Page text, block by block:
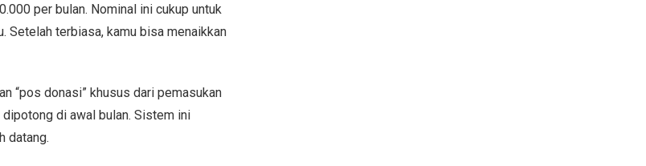
per bulan. Nominal ini cukup untuk
Setelah terbiasa, kamu bisa menaikkan
“pos donasi” khusus dari pemasukan
di awal bulan. Sistem ini
datang.